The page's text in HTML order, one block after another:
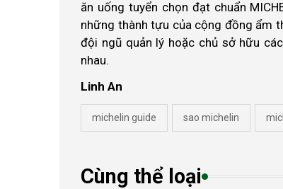
ăn uống tuyển chọn đạt chuẩn
những thành tựu của cộng đồng ẩm
đội ngũ quản lý hoặc chủ sở hữu
nhau.
Linh An
michelin guide sao michelin
Cùng thể loại